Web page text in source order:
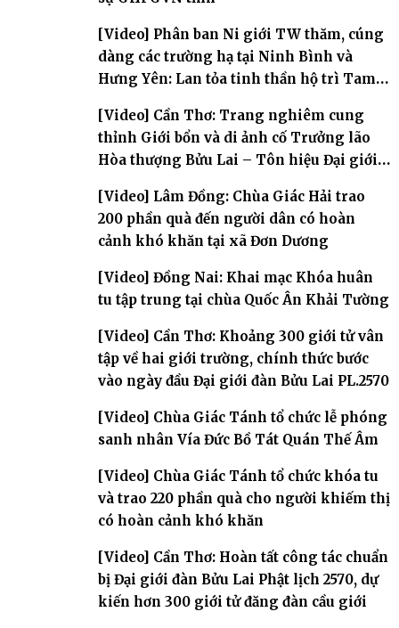
[Video] Phân ban Ni giới TW thăm, cúng
dàng các trường hạ tại Ninh Bình và
Hưng Yên: Lan tỏa tinh thần hộ trì Tam
[Video] Cần Thơ: Trang nghiêm cung
thỉnh Giới bổn và di ảnh cố Trưởng lão
Hòa thượng Bửu Lai – Tôn hiệu Đại giới
[Video] Lâm Đồng: Chùa Giác Hải trao
200 phần quà đến người dân có hoàn
cảnh khó khăn tại xã Đơn Dương
[Video] Đồng Nai: Khai mạc Khóa huân
tu tập trung tại chùa Quốc Ân Khải Tường
[Video] Cần Thơ: Khoảng 300 giới tử vân
tập về hai giới trường, chính thức bước
vào ngày đầu Đại giới đàn Bửu Lai PL.2570
[Video] Chùa Giác Tánh tổ chức lễ phóng
sanh nhân Vía Đức Bồ Tát Quán Thế Âm
[Video] Chùa Giác Tánh tổ chức khóa tu
và trao 220 phần quà cho người khiếm thị
có hoàn cảnh khó khăn
[Video] Cần Thơ: Hoàn tất công tác chuẩn
bị Đại giới đàn Bửu Lai Phật lịch 2570, dự
kiến hơn 300 giới tử đăng đàn cầu giới